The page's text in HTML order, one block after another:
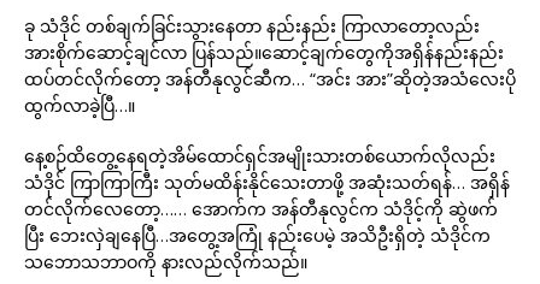
ခု သံဒိုင် တစ်ချက်ခြင်းသွားနေတာ နည်းနည်း ကြာလာတော့လည်း
အားစိုက်ဆောင့်ချင်လာ ပြန်သည်။ဆောင့်ချက်တွေကိုအရှိန်နည်းနည်း
ထပ်တင်လိုက်တော့ အန်တီနုလွင်ဆီက… “အင်း အား”ဆိုတဲ့အသံလေးပို
ထွက်လာခဲ့ပြီ…။
နေ့စဉ်ထိတွေ့နေရတဲ့အိမ်ထောင်ရှင်အမျိုးသားတစ်ယောက်လိုလည်း
သံဒိုင် ကြာကြာကြီး သုတ်မထိန်းနိုင်သေးတာဖို့ အဆုံးသတ်ရန်… အရှိန်
တင်လိုက်လေတော့…… အောက်က အန်တီနုလွင်က သံဒိုင့်ကို ဆွဲဖက်
ပြီး ဘေးလှဲချနေပြီ…အတွေ့အကြုံ နည်းပေမဲ့ အသိဦးရှိတဲ့ သံဒိုင်က
သဘောသဘာဝကို နားလည်လိုက်သည်။